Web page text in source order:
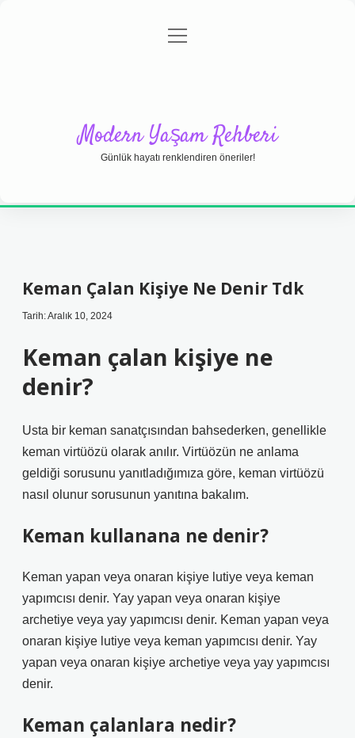
Gizlilik Politikası
menüyü
Modern Yaşam Rehberi
Günlük hayatı renklendiren öneriler!
Keman Çalan Kişiye Ne Denir Tdk
Tarih: Aralık 10, 2024
Keman çalan kişiye ne
denir?
Usta bir keman sanatçısından bahsederken, genellikle
keman virtüözü olarak anılır. Virtüözün ne anlama
geldiği sorusunu yanıtladığımıza göre, keman virtüözü
nasıl olunur sorusunun yanıtına bakalım.
Keman kullanana ne denir?
Keman yapan veya onaran kişiye lutiye veya keman
yapımcısı denir. Yay yapan veya onaran kişiye
archetiye veya yay yapımcısı denir. Keman yapan veya
onaran kişiye lutiye veya keman yapımcısı denir. Yay
yapan veya onaran kişiye archetiye veya yay yapımcısı
denir.
Keman çalanlara nedir?